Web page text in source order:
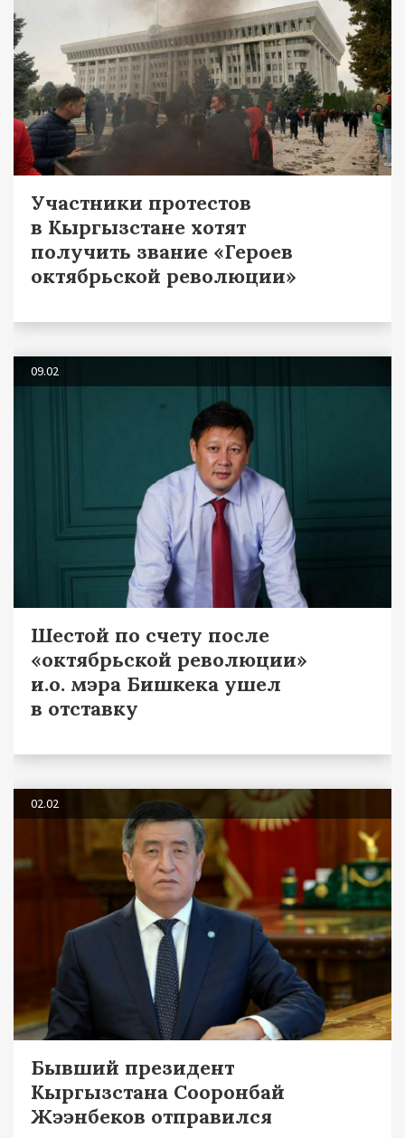
Участники протестов
в Кыргызстане хотят
получить звание «Героев
октябрьской революции»
09.02
Шестой по счету после
«октябрьской революции»
и.о. мэра Бишкека ушел
в отставку
02.02
Бывший президент
Кыргызстана Сооронбай
Жээнбеков отправился